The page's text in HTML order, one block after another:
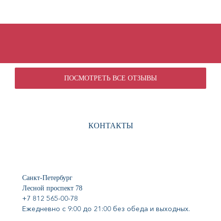
ПОСМОТРЕТЬ ВСЕ ОТЗЫВЫ
КОНТАКТЫ
Санкт-Петербург
Лесной проспект 78
+7 812 565-00-78
Ежедневно с 9:00 до 21:00 без обеда и выходных.